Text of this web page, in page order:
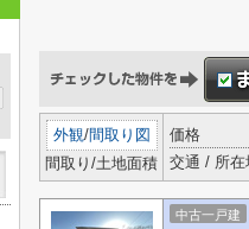
外観/間取り図
間取り/土地面積
価格
交通 / 所在
中古一戸建